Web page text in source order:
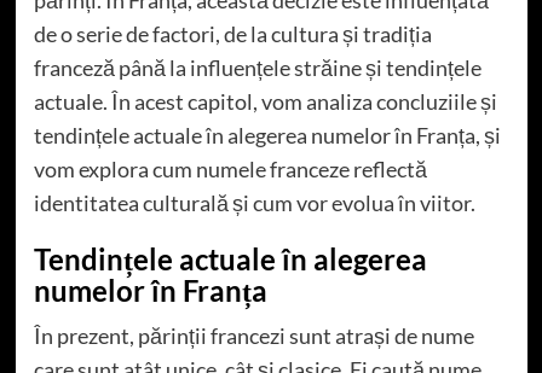
de o serie de factori, de la cultura și tradiția
franceză până la influențele străine și tendințele
actuale. În acest capitol, vom analiza concluziile și
tendințele actuale în alegerea numelor în Franța, și
vom explora cum numele franceze reflectă
identitatea culturală și cum vor evolua în viitor.
Tendințele actuale în alegerea
numelor în Franța
În prezent, părinții francezi sunt atrași de nume